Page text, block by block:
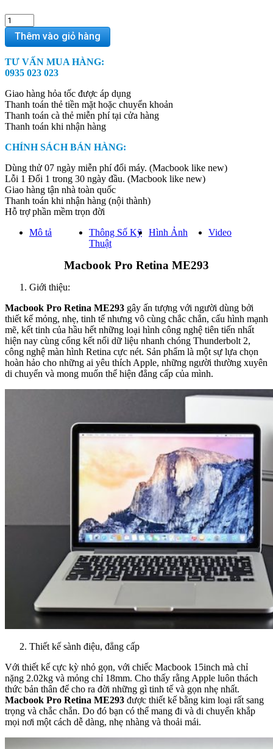
MacBook
Pro
Retina
-
Ram
99%
quantity
Thêm vào giỏ hàng
TƯ VẤN MUA HÀNG:
0935 023 023
Giao hàng hỏa tốc được áp dụng
Thanh toán thẻ tiền mặt hoặc chuyển khoản
Thanh toán cà thẻ miễn phí tại cửa hàng
Thanh toán khi nhận hàng
CHÍNH SÁCH BÁN HÀNG:
Dùng thử 07 ngày miễn phí đổi máy. (Macbook like new)
Lỗi 1 Đổi 1 trong 30 ngày đầu. (Macbook like new)
Giao hàng tận nhà toàn quốc
Thanh toán khi nhận hàng (nội thành)
Hỗ trợ phần mềm trọn đời
Mô tả
Thông Số Kỹ
Thuật
Hình Ảnh Video
Macbook Pro Retina ME293
Giới thiệu:
Macbook Pro Retina ME293 gây ấn tượng với người dùng bởi
thiết kế mỏng, nhẹ, tinh tế nhưng vô cùng chắc chắn, cấu hình mạnh
mẽ, kết tinh của hầu hết những loại hình công nghệ tiên tiến nhất
hiện nay cùng cổng kết nối dữ liệu nhanh chóng Thunderbolt 2,
công nghệ màn hình Retina cực nét. Sản phẩm là một sự lựa chọn
hoàn hảo cho những ai yêu thích Apple, những người thường xuyên
di chuyển và mong muốn thể hiện đẳng cấp của mình.
Thiết kế sành điệu, đẳng cấp
Với thiết kế cực kỳ nhỏ gọn, với chiếc Macbook 15inch mà chỉ
nặng 2.02kg và mỏng chỉ 18mm. Cho thấy rằng Apple luôn thách
thức bản thân để cho ra đời những gì tinh tế và gọn nhẹ nhất.
Macbook Pro Retina ME293 được thiết kế bằng kim loại rất sang
trọng và chắc chắn. Do đó bạn có thể mang đi và di chuyển khắp
mọi nơi một cách dễ dàng, nhẹ nhàng và thoải mái.